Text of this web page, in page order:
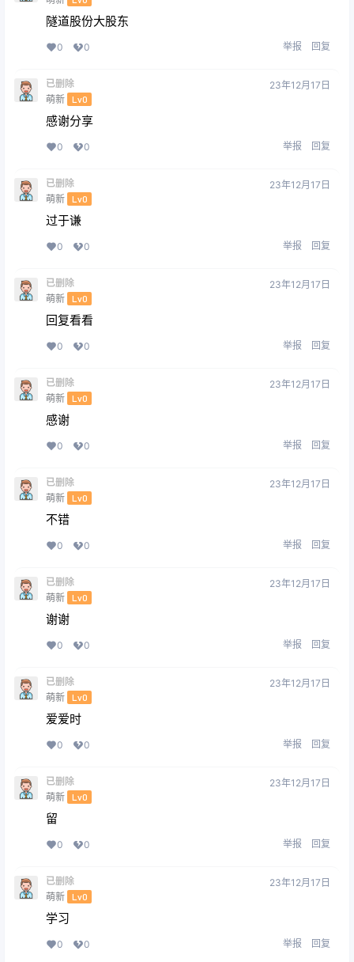
隧道股份大股东
0 0 举报 回复
已删除
萌新 Lv0
23年12月17日
感谢分享
0 0 举报 回复
已删除
萌新 Lv0
23年12月17日
过于谦
0 0 举报 回复
已删除
萌新 Lv0
23年12月17日
回复看看
0 0 举报 回复
已删除
萌新 Lv0
23年12月17日
感谢
0 0 举报 回复
已删除
萌新 Lv0
23年12月17日
不错
0 0 举报 回复
已删除
萌新 Lv0
23年12月17日
谢谢
0 0 举报 回复
已删除
萌新 Lv0
23年12月17日
爱爱时
0 0 举报 回复
已删除
萌新 Lv0
23年12月17日
留
0 0 举报 回复
已删除
萌新 Lv0
23年12月17日
学习
0 0 举报 回复